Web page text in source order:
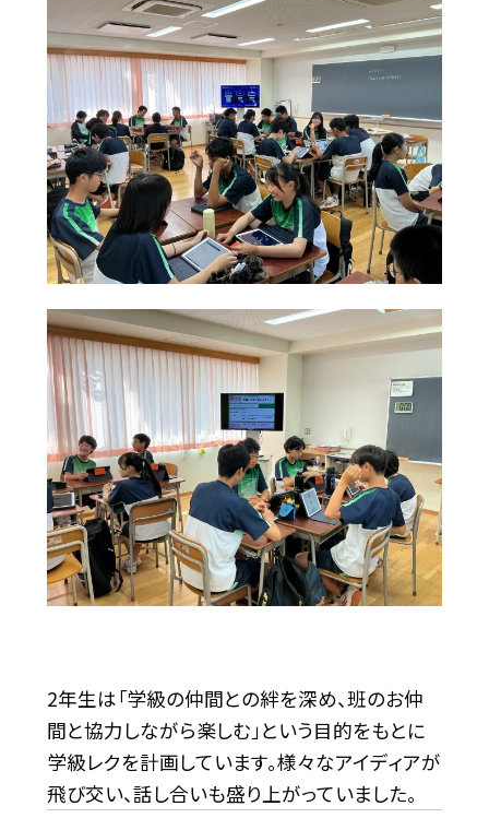
2年生は「学級の仲間との絆を深め、班のお仲
間と協力しながら楽しむ」という目的をもとに
学級レクを計画しています。様々なアイディアが
飛び交い、話し合いも盛り上がっていました。